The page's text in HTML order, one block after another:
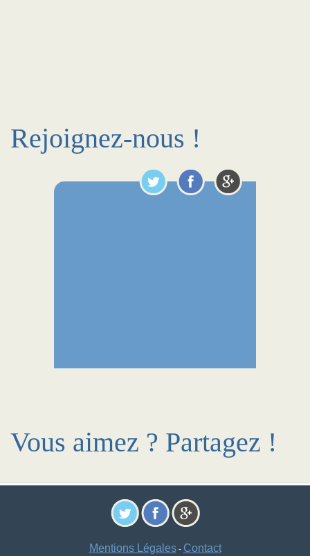
Rejoignez-nous !
Vous aimez ? Partagez !
Mentions Légales- Contact